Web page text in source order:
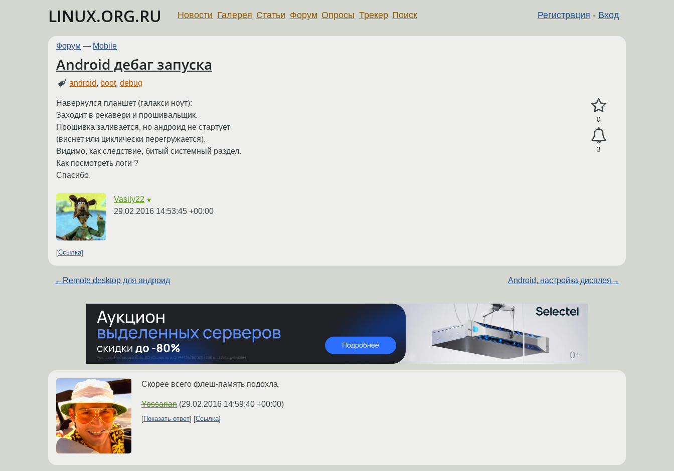
LINUX.ORG.RU Регистрация - Вход
Новости Галерея Статьи Форум Опросы Трекер Поиск
Форум — Mobile
Android дебаг запуска
android, boot,debug
0
3
Навернулся планшет (галакси ноут):
Заходит в рекавери и прошивальщик.
Прошивка заливается, но андроид не стартует
(виснет или циклически перегружается).
Видимо, как следствие, битый системный раздел.
Как посмотреть логи ?
Спасибо.
Vasily22 ★
29.02.2016 14:53:45 +00:00
Ссылка
← Remote desktop для андроид Android, настройка дисплея →
Скорее всего флеш-память подохла.
Yossarian (29.02.2016 14:59:40 +00:00)
Показать ответ Ссылка